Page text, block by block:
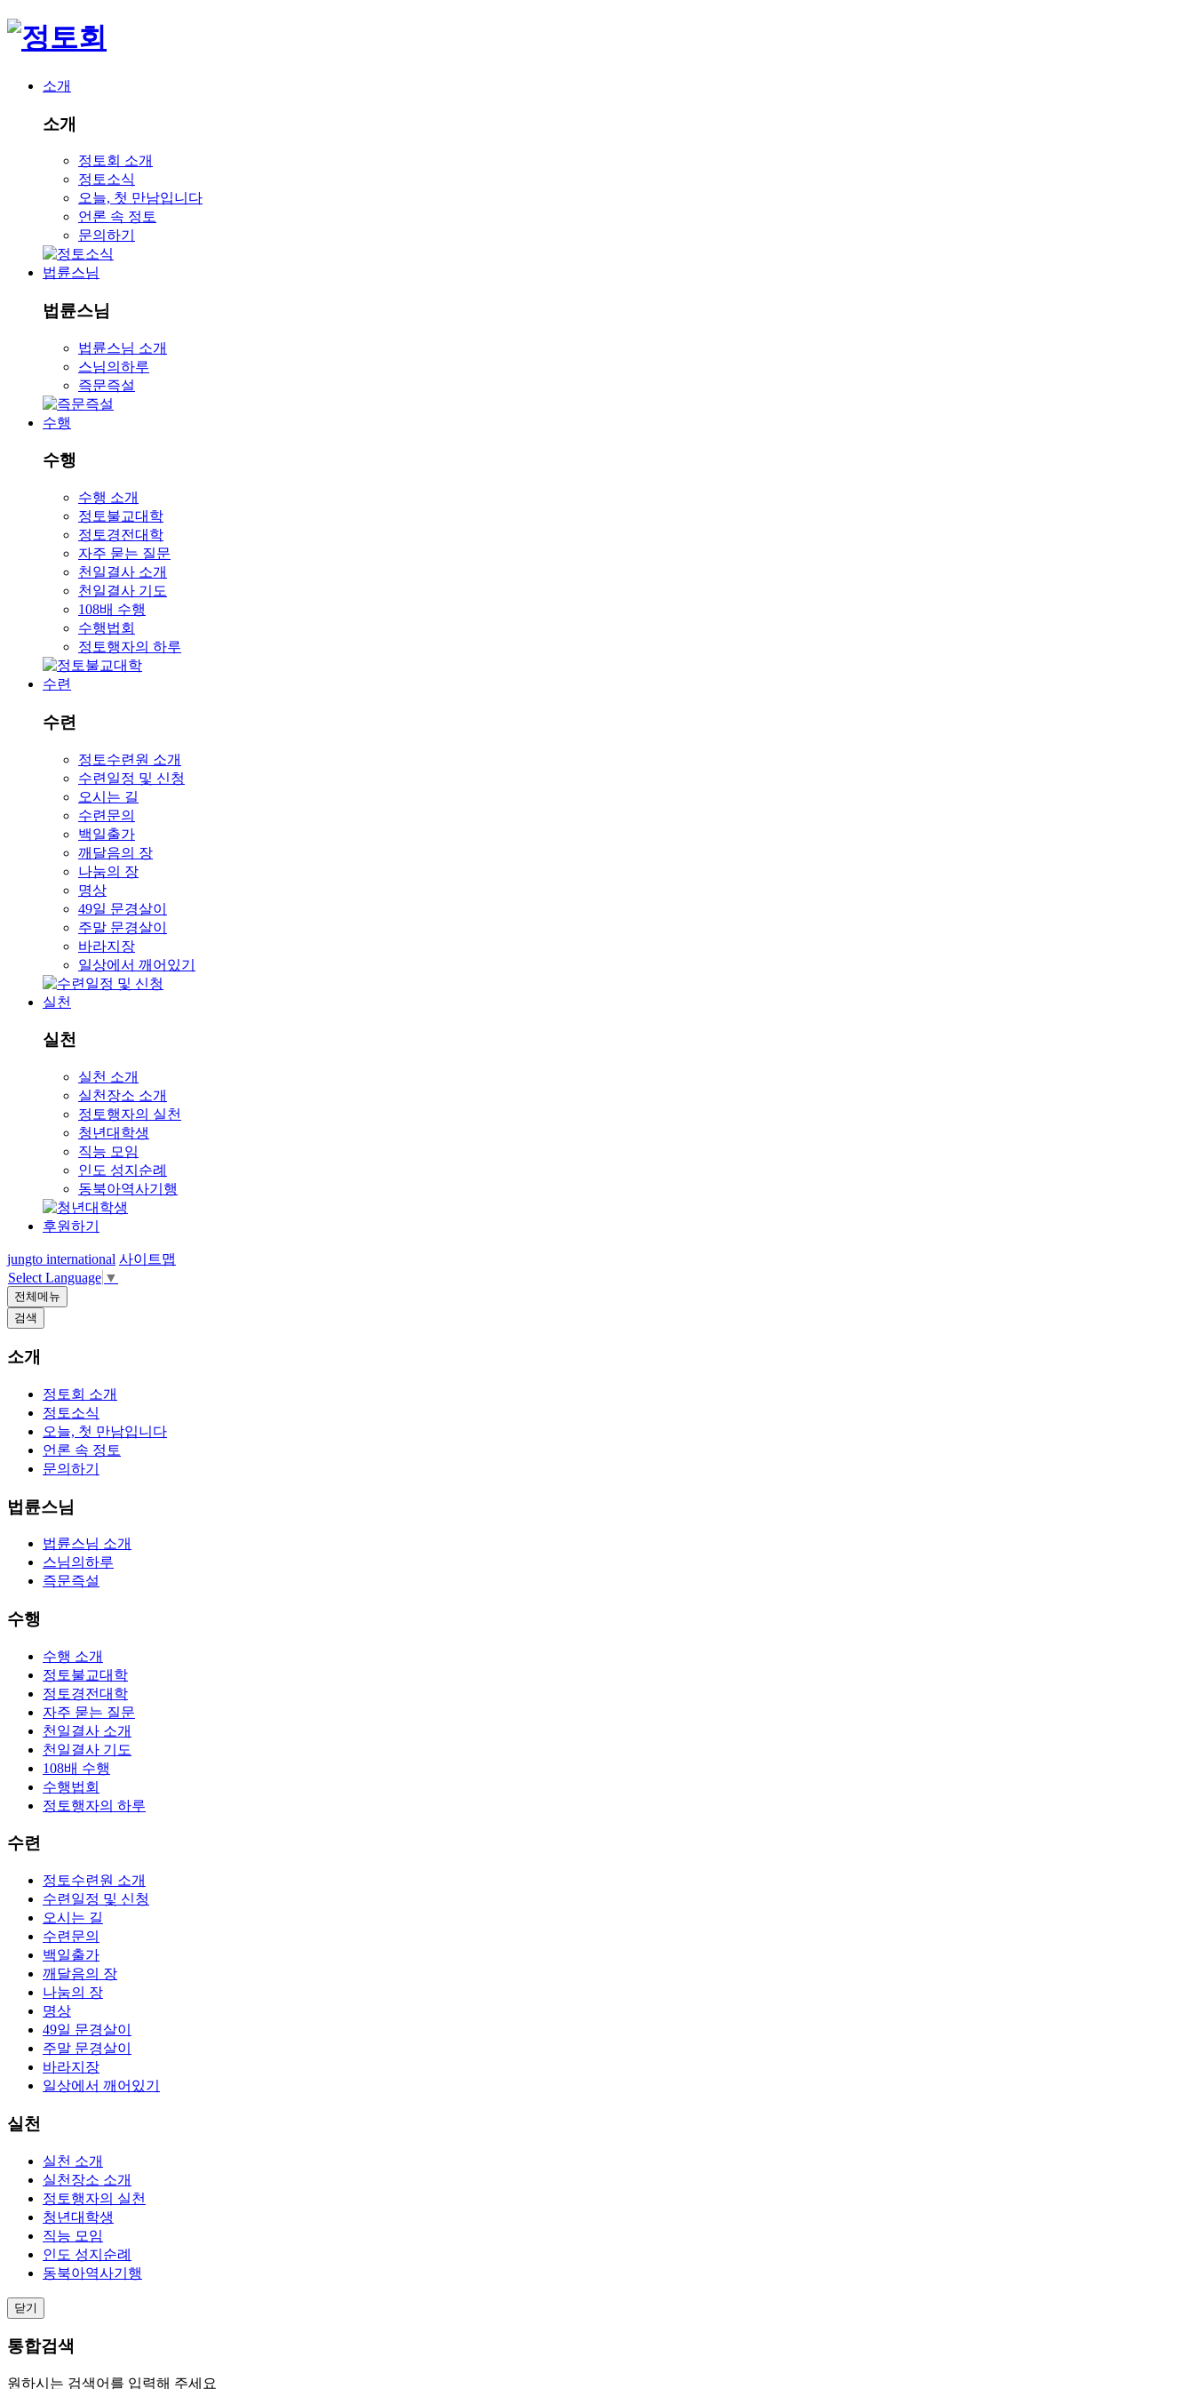
소개
소개
정토회 소개
정토소식
오늘, 첫 만남입니다
언론 속 정토
문의하기
법륜스님
법륜스님
법륜스님 소개
스님의하루
즉문즉설
수행
수행
수행 소개
정토불교대학
정토경전대학
자주 묻는 질문
천일결사 소개
천일결사 기도
108배 수행
수행법회
정토행자의 하루
수련
수련
정토수련원 소개
수련일정 및 신청
오시는 길
수련문의
백일출가
깨달음의 장
나눔의 장
명상
49일 문경살이
주말 문경살이
바라지장
일상에서 깨어있기
실천
실천
실천 소개
실천장소 소개
정토행자의 실천
청년대학생
직능 모임
인도 성지순례
동북아역사기행
후원하기
jungto international 사이트맵
Select Language ▼
전체메뉴
검색
소개
정토회 소개
정토소식
오늘, 첫 만남입니다
언론 속 정토
문의하기
법륜스님
법륜스님 소개
스님의하루
즉문즉설
수행
수행 소개
정토불교대학
정토경전대학
자주 묻는 질문
천일결사 소개
천일결사 기도
108배 수행
수행법회
정토행자의 하루
수련
정토수련원 소개
수련일정 및 신청
오시는 길
수련문의
백일출가
깨달음의 장
나눔의 장
명상
49일 문경살이
주말 문경살이
바라지장
일상에서 깨어있기
실천
실천 소개
실천장소 소개
정토행자의 실천
청년대학생
직능 모임
인도 성지순례
동북아역사기행
닫기
통합검색
원하시는 검색어를 입력해 주세요